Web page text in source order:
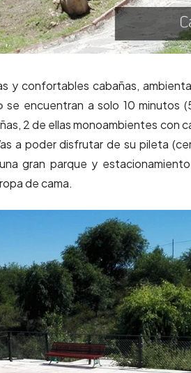
y confortables cabañas,
se encuentran a solo 10 minutos
2 de ellas monoambientes con
a poder disfrutar de su pileta
gran parque y
de cama.